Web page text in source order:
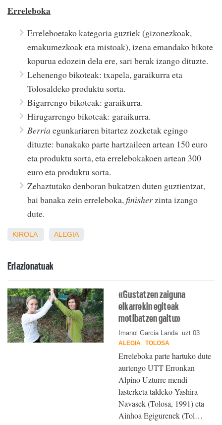
Erreleboka
Erreleboetako kategoria guztiek (gizonezkoak,
emakumezkoak eta mistoak), izena emandako bikote
kopurua edozein dela ere, sari berak izango dituzte.
Lehenengo bikoteak: txapela, garaikurra eta
Tolosaldeko produktu sorta.
Bigarrengo bikoteak: garaikurra.
Hirugarrengo bikoteak: garaikurra.
Berria egunkariaren bitartez zozketak egingo
dituzte: banakako parte hartzaileen artean 150 euro
eta produktu sorta, eta errelebokakoen artean 300
euro eta produktu sorta.
Zehaztutako denboran bukatzen duten guztientzat,
bai banaka zein erreleboka, finisherzinta izango
dute.
KIROLA ALEGIA
Erlazionatuak
«Gustatzen zaiguna
elkarrekin egiteak
motibatzen gaitu»
Imanol Garcia Landa uzt 03
ALEGIA TOLOSA
Erreleboka parte hartuko dute
aurtengo UTT Erronkan
Alpino Uzturre mendi
lasterketa taldeko Yashira
Navasek (Tolosa, 1991) eta
Ainhoa Egigurenek (Tol…